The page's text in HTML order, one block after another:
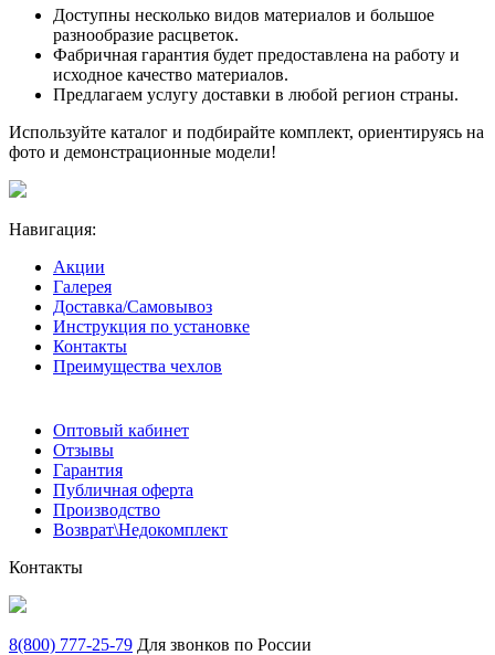
Доступны несколько видов материалов и большое
разнообразие расцветок.
Фабричная гарантия будет предоставлена на работу и
исходное качество материалов.
Предлагаем услугу доставки в любой регион страны.
Используйте каталог и подбирайте комплект, ориентируясь на
фото и демонстрационные модели!
Навигация:
Акции
Галерея
Доставка/Самовывоз
Инструкция по установке
Контакты
Преимущества чехлов
Оптовый кабинет
Отзывы
Гарантия
Публичная оферта
Производство
Возврат\Недокомплект
Контакты
8(800) 777-25-79 Для звонков по России